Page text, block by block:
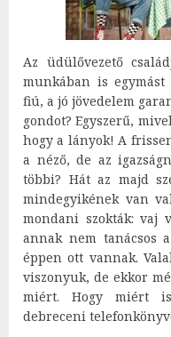
Az üdülővezető
munkában is egymást
fiú, a jó jövedelem
gondot? Egyszerű,
hogy a lányok! A
a néző, de az
többi? Hát az majd
mindegyikének van
mondani szokták: vaj
annak nem tanácsos
éppen ott vannak.
viszonyuk, de ekkor
miért. Hogy miért
debreceni